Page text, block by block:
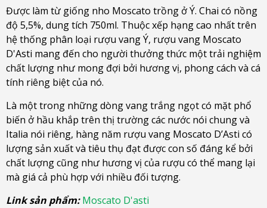
Được làm từ giống nho Moscato trồng ở Ý. Chai có nồng
độ 5,5%, dung tích 750ml. Thuộc xếp hạng cao nhất trên
hệ thống phân loại rượu vang Ý, rượu vang Moscato
D'Asti mang đến cho người thưởng thức một trải nghiệm
chất lượng như mong đợi bởi hương vị, phong cách và cá
tính riêng biệt của nó.
Là một trong những dòng vang trắng ngọt có mặt phổ
biến ở hầu khắp trên thị trường các nước nói chung và
Italia nói riêng, hàng năm rượu vang Moscato D’Asti có
lượng sản xuất và tiêu thụ đạt được con số đáng kể bởi
chất lượng cũng như hương vị của rượu có thể mang lại
mà giá cả phù hợp với nhiều đối tượng.
Link sản phẩm: Moscato D'asti